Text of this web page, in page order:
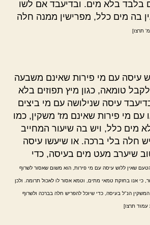
בלבד בלא מים. ובדיעבד אם לשו
בה מים כלל, מפרישין ממנה חלה
תרצו]
עיסה עם מי פירות שאינם משבעה
טומאה, כגון מיץ תפוזים בלא
עיסה שנילושה עם מי ביצים
מי פירות שאינם מז' משקין, כמו
מים כלל, ויש בה שיעור המחייב
חלה בלי ברכה. או שיעשו עיסה
שיערב מעט מים בעיסה, כדי
שאין ללוש עיסה עם מי פירות, הוא משום שאסור לשרוף
כי אנו בחזקת טמאי מתים, וטמא אסור לו לאכול תרומה. ולכן
הנ"ל בעיסה, כדי שיוכל להפריש חלה בברכה ולשרוף
עמוד תרצו]